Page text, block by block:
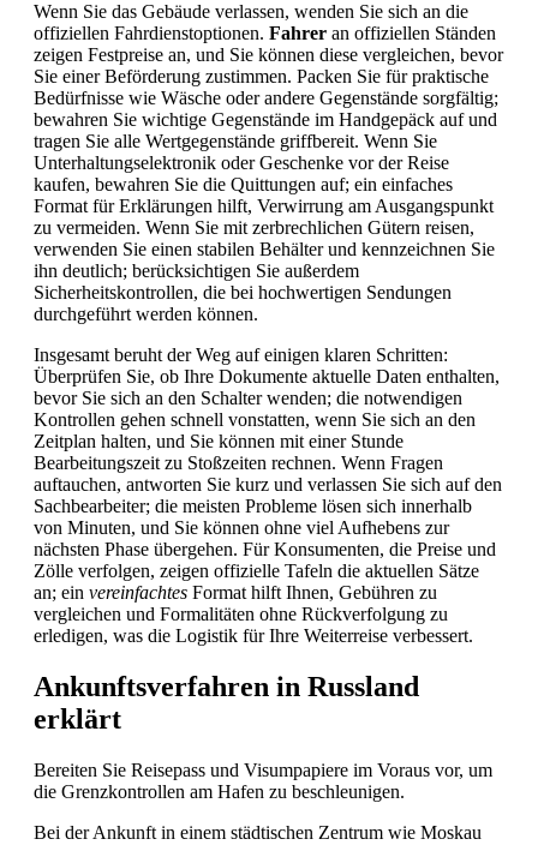
Wenn Sie das Gebäude verlassen, wenden Sie sich an die
offiziellen Fahrdienstoptionen. Fahrer an offiziellen Ständen
zeigen Festpreise an, und Sie können diese vergleichen, bevor
Sie einer Beförderung zustimmen. Packen Sie für praktische
Bedürfnisse wie Wäsche oder andere Gegenstände sorgfältig;
bewahren Sie wichtige Gegenstände im Handgepäck auf und
tragen Sie alle Wertgegenstände griffbereit. Wenn Sie
Unterhaltungselektronik oder Geschenke vor der Reise
kaufen, bewahren Sie die Quittungen auf; ein einfaches
Format für Erklärungen hilft, Verwirrung am Ausgangspunkt
zu vermeiden. Wenn Sie mit zerbrechlichen Gütern reisen,
verwenden Sie einen stabilen Behälter und kennzeichnen Sie
ihn deutlich; berücksichtigen Sie außerdem
Sicherheitskontrollen, die bei hochwertigen Sendungen
durchgeführt werden können.
Insgesamt beruht der Weg auf einigen klaren Schritten:
Überprüfen Sie, ob Ihre Dokumente aktuelle Daten enthalten,
bevor Sie sich an den Schalter wenden; die notwendigen
Kontrollen gehen schnell vonstatten, wenn Sie sich an den
Zeitplan halten, und Sie können mit einer Stunde
Bearbeitungszeit zu Stoßzeiten rechnen. Wenn Fragen
auftauchen, antworten Sie kurz und verlassen Sie sich auf den
Sachbearbeiter; die meisten Probleme lösen sich innerhalb
von Minuten, und Sie können ohne viel Aufhebens zur
nächsten Phase übergehen. Für Konsumenten, die Preise und
Zölle verfolgen, zeigen offizielle Tafeln die aktuellen Sätze
an; ein vereinfachtes Format hilft Ihnen, Gebühren zu
vergleichen und Formalitäten ohne Rückverfolgung zu
erledigen, was die Logistik für Ihre Weiterreise verbessert.
Ankunftsverfahren in Russland
erklärt
Bereiten Sie Reisepass und Visumpapiere im Voraus vor, um
die Grenzkontrollen am Hafen zu beschleunigen.
Bei der Ankunft in einem städtischen Zentrum wie Moskau